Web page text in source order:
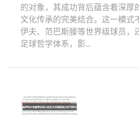
的对象，其成功背后蕴含着深厚
文化传承的完美结合。这一模式
伊夫、范巴斯滕等世界级球员，
足球哲学体系，影...